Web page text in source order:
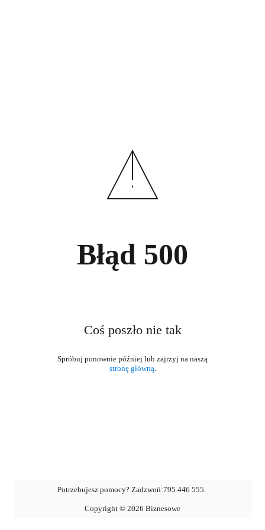
Błąd 500
Coś poszło nie tak
stronę główną.
Potrzebujesz pomocy? Zadzwoń:795 446 555.
Copyright © 2026 Biznesowe